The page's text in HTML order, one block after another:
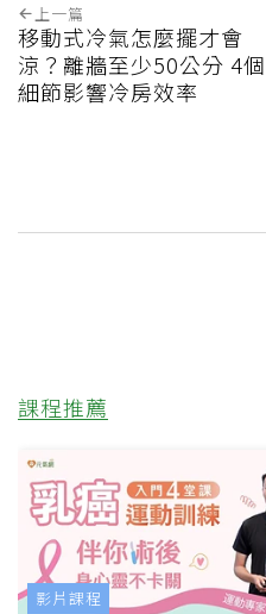
上一篇
移動式冷氣怎麼擺才會
涼？離牆至少50公分 4個
細節影響冷房效率
課程推薦
影片課程